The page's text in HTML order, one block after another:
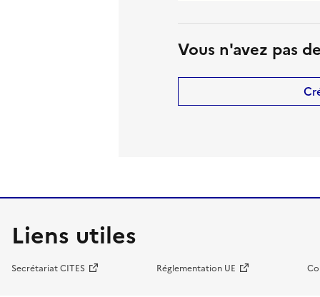
Vous n'avez pas
Liens utiles
Secrétariat CITES Réglementation UE